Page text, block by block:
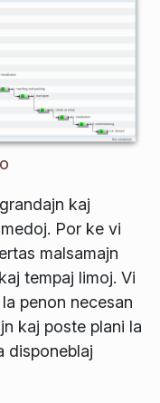
kaj
Por ke vi
malsamajn
tempaj limoj. Vi
penon necesan
kaj poste plani la
disponeblaj